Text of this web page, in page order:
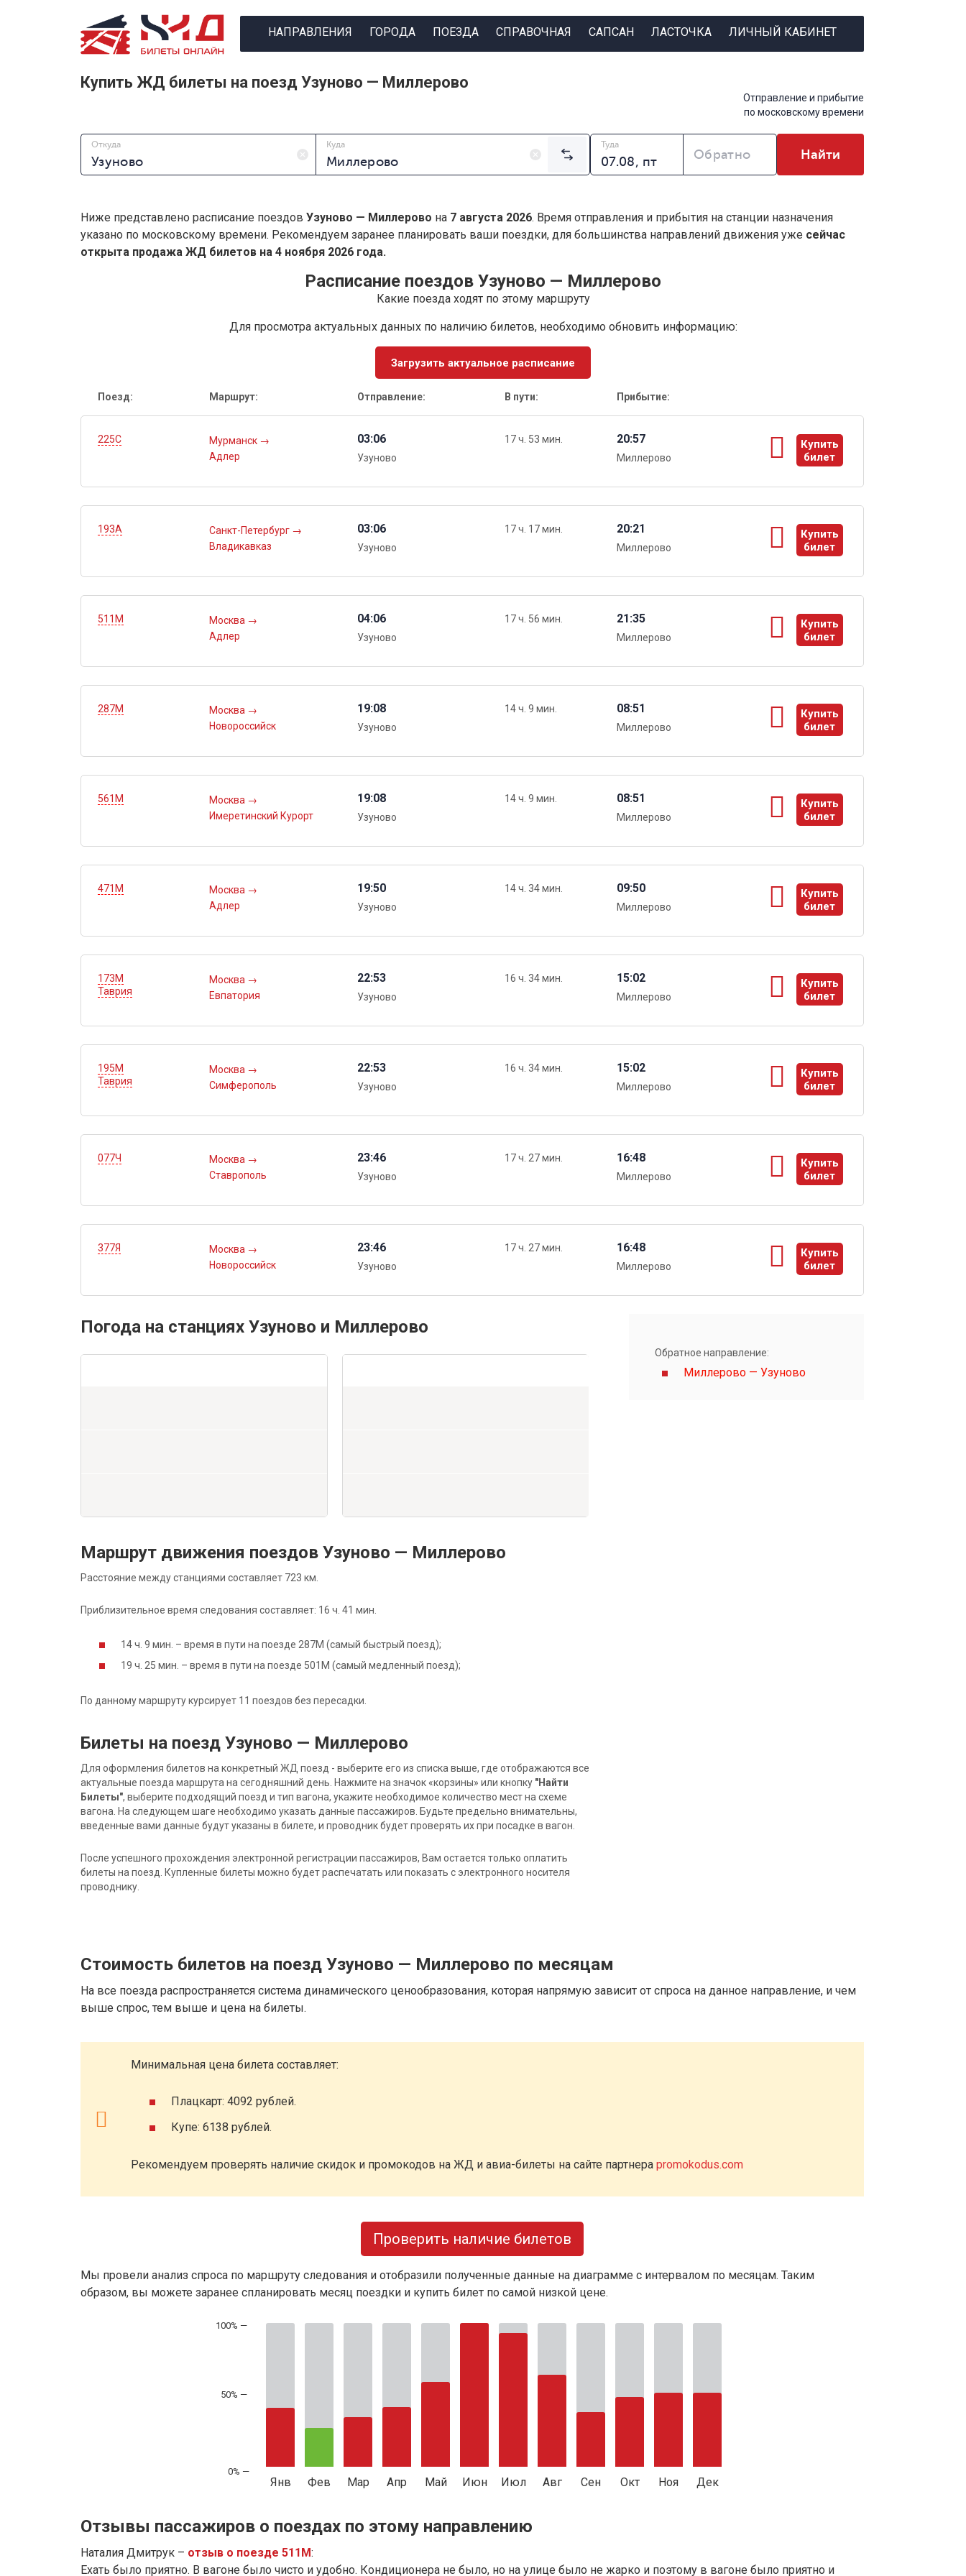
НАПРАВЛЕНИЯ ГОРОДА ПОЕЗДА СПРАВОЧНАЯ САПСАН ЛАСТОЧКА ЛИЧНЫЙ КАБИНЕТ
Купить ЖД билеты на поезд Узуново — Миллерово
Отправление и прибытие
по московскому времени
Откуда Куда Туда
Обратно Найти
Ниже представлено расписание поездов Узуново — Миллерово на 7 августа 2026. Время отправления и прибытия на станции назначения
указано по московскому времени. Рекомендуем заранее планировать ваши поездки, для большинства направлений движения уже сейчас
открыта продажа ЖД билетов на 4 ноября 2026 года.
Расписание поездов Узуново — Миллерово
Какие поезда ходят по этому маршруту
Для просмотра актуальных данных по наличию билетов, необходимо обновить информацию:
Загрузить актуальное расписание
Поезд: Маршрут: Отправление: В пути: Прибытие:
225С Мурманск →
Адлер
03:06
Узуново
17 ч. 53 мин. 20:57
Миллерово
Купить
билет
ы
193А Санкт-Петербург →
Владикавказ
03:06
Узуново
17 ч. 17 мин. 20:21
Миллерово
Купить
билет
ы
511М Москва →
Адлер
04:06
Узуново
17 ч. 56 мин. 21:35
Миллерово
Купить
билет
ы
287М Москва →
Новороссийск
19:08
Узуново
14 ч. 9 мин. 08:51
Миллерово
Купить
билет
ы
561М Москва →
Имеретинский Курорт
19:08
Узуново
14 ч. 9 мин. 08:51
Миллерово
Купить
билет
ы
471М Москва →
Адлер
19:50
Узуново
14 ч. 34 мин. 09:50
Миллерово
Купить
билет
ы
173М
Таврия
Москва →
Евпатория
22:53
Узуново
16 ч. 34 мин. 15:02
Миллерово
Купить
билет
ы
195М
Таврия
Москва →
Симферополь
22:53
Узуново
16 ч. 34 мин. 15:02
Миллерово
Купить
билет
ы
077Ч Москва →
Ставрополь
23:46
Узуново
17 ч. 27 мин. 16:48
Миллерово
Купить
билет
ы
377Я Москва →
Новороссийск
23:46
Узуново
17 ч. 27 мин. 16:48
Миллерово
Купить
билет
ы
Погода на станциях Узуново и Миллерово
Маршрут движения поездов Узуново — Миллерово
Расстояние между станциями составляет 723 км.
Приблизительное время следования составляет: 16 ч. 41 мин.
14 ч. 9 мин. – время в пути на поезде 287М (самый быстрый поезд);
19 ч. 25 мин. – время в пути на поезде 501М (самый медленный поезд);
По данному маршруту курсирует 11 поездов без пересадки.
Билеты на поезд Узуново — Миллерово
Для оформления билетов на конкретный ЖД поезд - выберите его из списка выше, где отображаются все
актуальные поезда маршрута на сегодняшний день. Нажмите на значок «корзины» или кнопку "Найти
Билеты", выберите подходящий поезд и тип вагона, укажите необходимое количество мест на схеме
вагона. На следующем шаге необходимо указать данные пассажиров. Будьте предельно внимательны,
введенные вами данные будут указаны в билете, и проводник будет проверять их при посадке в вагон.
После успешного прохождения электронной регистрации пассажиров, Вам остается только оплатить
билеты на поезд. Купленные билеты можно будет распечатать или показать с электронного носителя
проводнику.
Обратное направление:
Миллерово — Узуново
Стоимость билетов на поезд Узуново — Миллерово по месяцам
На все поезда распространяется система динамического ценообразования, которая напрямую зависит от спроса на данное направление, и чем
выше спрос, тем выше и цена на билеты.
Минимальная цена билета составляет:
Плацкарт: 4092 рублей.
Купе: 6138 рублей.
Рекомендуем проверять наличие скидок и промокодов на ЖД и авиа-билеты на сайте партнера promokodus.com
Проверить наличие билетов
Мы провели анализ спроса по маршруту следования и отобразили полученные данные на диаграмме с интервалом по месяцам. Таким
образом, вы можете заранее спланировать месяц поездки и купить билет по самой низкой цене.
50% —
Янв Фев Мар Апр Май Июн Июл Авг Сен Окт Ноя Дек
Отзывы пассажиров о поездах по этому направлению
Наталия Дмитрук – отзыв о поезде 511М:
Ехать было приятно. В вагоне было чисто и удобно. Кондиционера не было, но на улице было не жарко и поэтому в вагоне было приятно и